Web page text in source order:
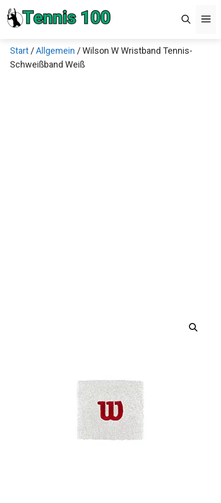
Zum
Inhalt
Start /Allgemein / Wilson W Wristband Tennis-
Schweißband Weiß